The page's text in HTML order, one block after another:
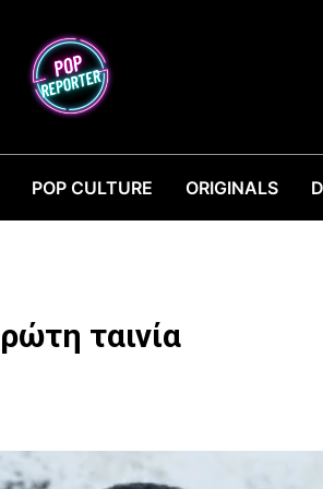
POP CULTURE ORIGINALS
ταινία